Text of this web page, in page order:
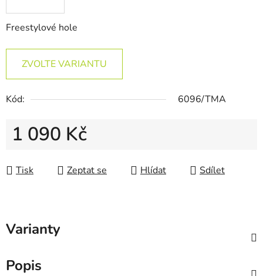
Freestylové hole
ZVOLTE VARIANTU
Kód: 6096/TMA
1 090 Kč
Tisk
Zeptat se Hlídat Sdílet
Varianty
Popis